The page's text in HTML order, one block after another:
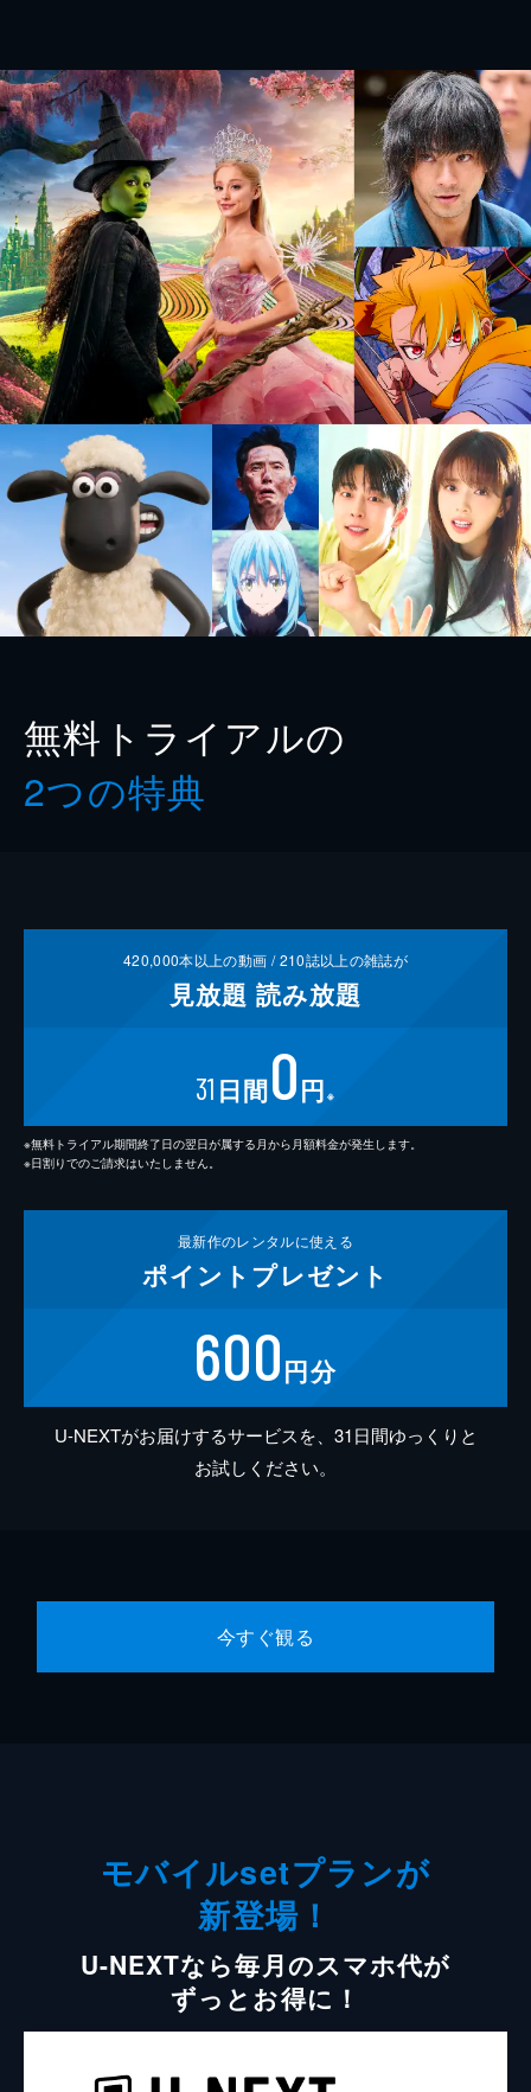
無料トライアルの
2つの特典
420,000本以上の動画 /210誌以上の雑誌が
見放題 読み放題
31 日間0円 ※
※無料トライアル期間終了日の翌日が属する月から月額料金が発生します。
※日割りでのご請求はいたしません。
最新作のレンタルに使える
ポイント プレゼント
600円分
U-NEXTがお届けするサービスを、31日間ゆっくりと
お試しください。
今すぐ観る
モバイルsetプランが
新登場！
U-NEXTなら毎月のスマホ代が
ずっとお得に！